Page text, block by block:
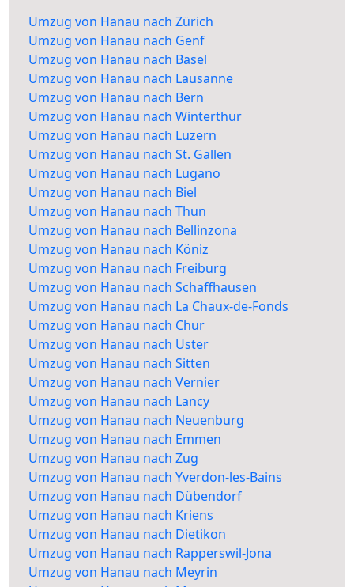
Umzug von Hanau nach Zürich
Umzug von Hanau nach Genf
Umzug von Hanau nach Basel
Umzug von Hanau nach Lausanne
Umzug von Hanau nach Bern
Umzug von Hanau nach Winterthur
Umzug von Hanau nach Luzern
Umzug von Hanau nach St. Gallen
Umzug von Hanau nach Lugano
Umzug von Hanau nach Biel
Umzug von Hanau nach Thun
Umzug von Hanau nach Bellinzona
Umzug von Hanau nach Köniz
Umzug von Hanau nach Freiburg
Umzug von Hanau nach Schaffhausen
Umzug von Hanau nach La Chaux-de-Fonds
Umzug von Hanau nach Chur
Umzug von Hanau nach Uster
Umzug von Hanau nach Sitten
Umzug von Hanau nach Vernier
Umzug von Hanau nach Lancy
Umzug von Hanau nach Neuenburg
Umzug von Hanau nach Emmen
Umzug von Hanau nach Zug
Umzug von Hanau nach Yverdon-les-Bains
Umzug von Hanau nach Dübendorf
Umzug von Hanau nach Kriens
Umzug von Hanau nach Dietikon
Umzug von Hanau nach Rapperswil-Jona
Umzug von Hanau nach Meyrin